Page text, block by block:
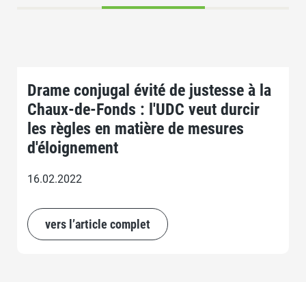
Drame conjugal évité de justesse à la
Chaux-de-Fonds : l'UDC veut durcir
les règles en matière de mesures
d'éloignement
16.02.2022
vers l’article complet